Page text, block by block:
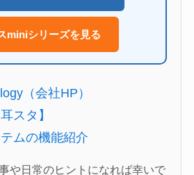
miniシリーズを見る
（会社HP）
スタ】
ムの機能紹介
や日常のヒントになれば幸いで